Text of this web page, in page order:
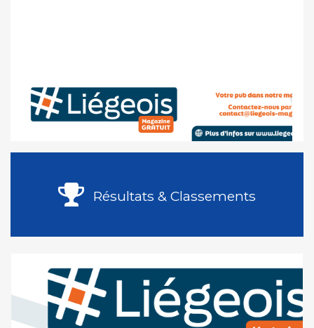
Résultats & Classements